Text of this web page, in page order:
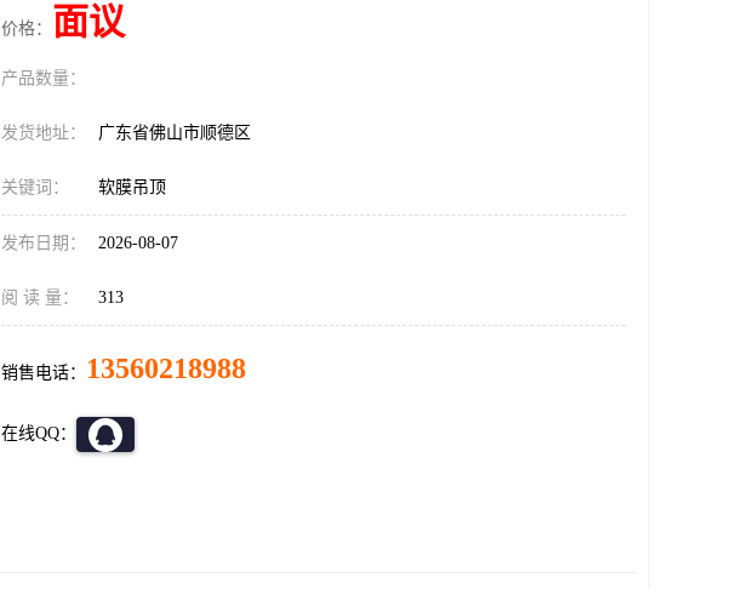
价格： 面议
产品数量：
发货地址： 广东省佛山市顺德区
关键词： 软膜吊顶
发布日期： 2026-08-07
阅 读 量： 313
销售电话： 13560218988
在线QQ：